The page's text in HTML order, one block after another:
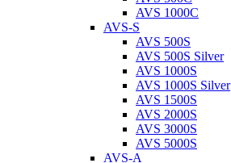
AVS 1000C
AVS-S
AVS 500S
AVS 500S Silver
AVS 1000S
AVS 1000S Silver
AVS 1500S
AVS 2000S
AVS 3000S
AVS 5000S
AVS-A